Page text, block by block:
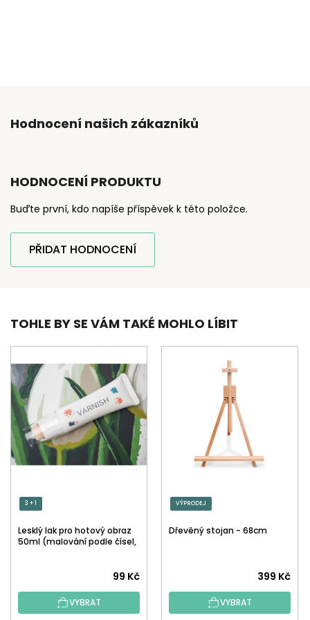
Hodnocení našich zákazníků
HODNOCENÍ PRODUKTU
Buďte první, kdo napíše příspěvek k této položce.
PŘIDAT HODNOCENÍ
TOHLE BY SE VÁM TAKÉ MOHLO LÍBIT
3 + 1
Lesklý lak pro hotový obraz
50ml (malování podle čísel,
hodnocení
produktu
99 Kč
VYBRAT
VÝPRODEJ
Dřevěný stojan - 68cm
399 Kč
VYBRAT